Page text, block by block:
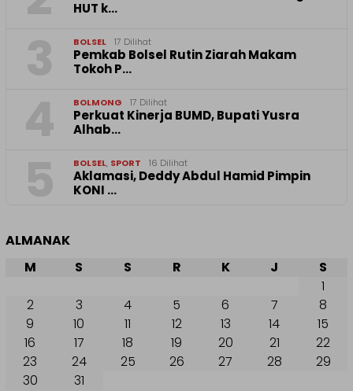
HUT k…
BOLSEL 17 Dilihat
Pemkab Bolsel Rutin Ziarah Makam
Tokoh P…
BOLMONG 17 Dilihat
Perkuat Kinerja BUMD, Bupati Yusra
Alhab…
BOLSEL, SPORT 16 Dilihat
Aklamasi, Deddy Abdul Hamid Pimpin
KONI …
ALMANAK
M S S R K J
S
1
2
3 4 5 6 7
8
9
10 11 12 13 14
15
16
17 18 19 20 21
22
23
24 25 26 27 28
29
30
31